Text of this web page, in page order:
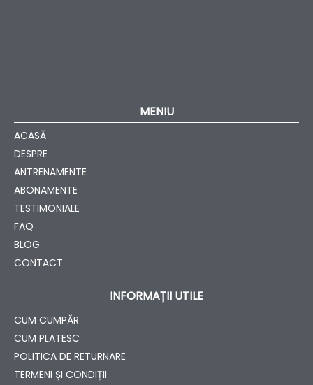
MENIU
ACASĂ
DESPRE
ANTRENAMENTE
ABONAMENTE
TESTIMONIALE
FAQ
BLOG
CONTACT
INFORMAȚII UTILE
CUM CUMPĂR
CUM PLATESC
POLITICA DE RETURNARE
TERMENI ȘI CONDIȚII